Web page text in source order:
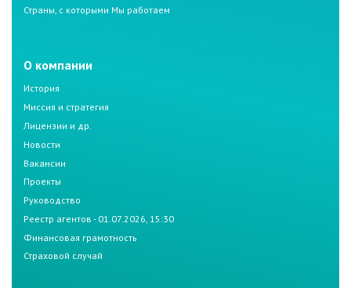
Страны, с которыми Мы работаем
О компании
История
Миссия и стратегия
Лицензии и др.
Новости
Вакансии
Проекты
Руководство
Реестр агентов - 01.07.2026, 15:30
Финансовая грамотность
Страховой случай